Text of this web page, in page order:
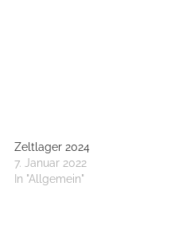
Zeltlager 2024
7. Januar 2022
In "Allgemein"